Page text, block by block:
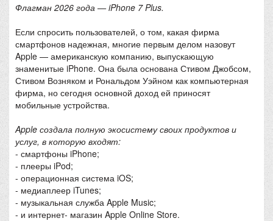
Флагман 2026 года — iPhone 7 Plus.
Если спросить пользователей, о том, какая фирма
смартфонов надежная, многие первым делом назовут
Apple — американскую компанию, выпускающую
знаменитые iPhone. Она была основана Стивом Джобсом,
Стивом Возняком и Рональдом Уэйном как компьютерная
фирма, но сегодня основной доход ей приносят
мобильные устройства.
Apple создала полную экосистему своих продуктов и
услуг, в которую входят:
- смартфоны iPhone;
- плееры iPod;
- операционная система iOS;
- медиаплеер iTunes;
- музыкальная служба Apple Music;
- и интернет- магазин Apple Online Store.